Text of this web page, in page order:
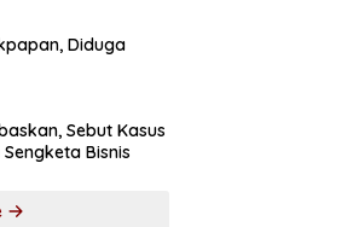
Diduga
Sebut Kasus
Bisnis